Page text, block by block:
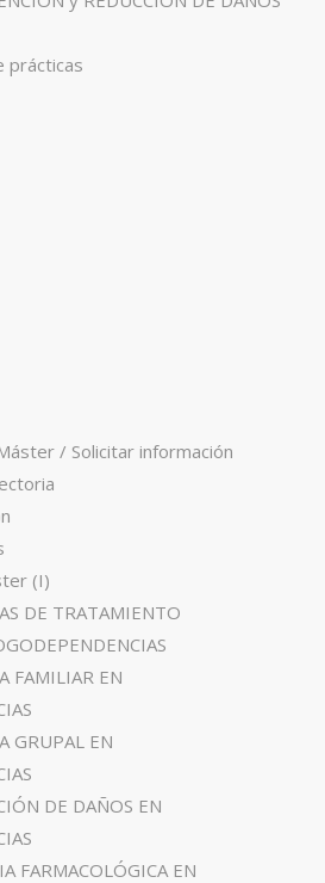
prácticas
/ Solicitar información
(I)
DE TRATAMIENTO
FAMILIAR EN
GRUPAL EN
DE DAÑOS EN
FARMACOLÓGICA EN